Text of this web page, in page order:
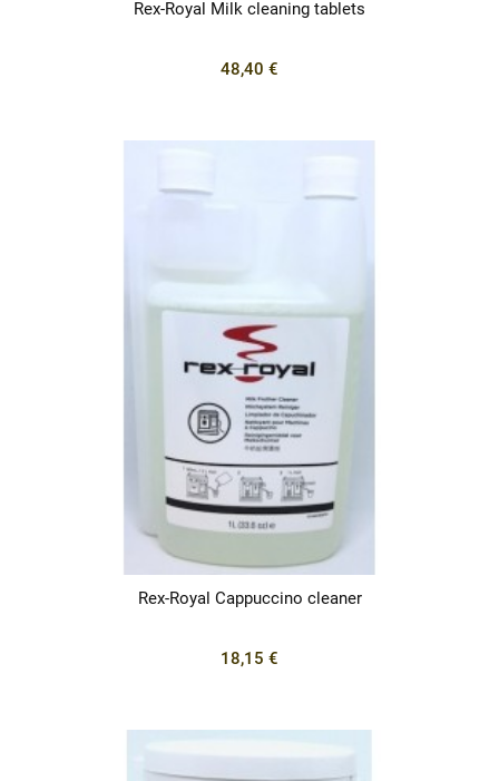
Rex-Royal Milk cleaning tablets
48,40 €
Rex-Royal Cappuccino cleaner
18,15 €